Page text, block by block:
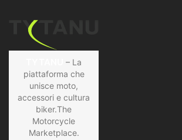
– La
piattaforma che
unisce moto,
accessori e cultura
biker.The
Motorcycle
Marketplace.